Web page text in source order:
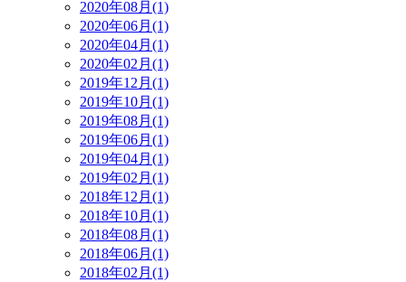
2020年08月(1)
2020年06月(1)
2020年04月(1)
2020年02月(1)
2019年12月(1)
2019年10月(1)
2019年08月(1)
2019年06月(1)
2019年04月(1)
2019年02月(1)
2018年12月(1)
2018年10月(1)
2018年08月(1)
2018年06月(1)
2018年02月(1)